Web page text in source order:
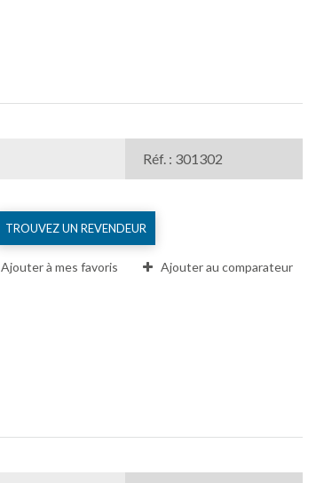
Réf. : 301302
TROUVEZ UN REVENDEUR
Ajouter à mes favoris Ajouter au comparateur